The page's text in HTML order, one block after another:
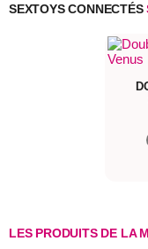
SEXTOYS CONNECTÉS
LES PRODUITS DE LA